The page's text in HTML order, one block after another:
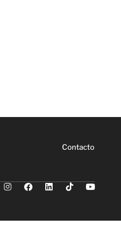
Contacto